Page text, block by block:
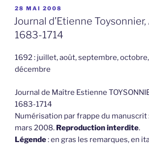
PUBLIÉ
LE
28 MAI 2008
Journal d’Etienne
1683-1714
1692 : juillet, août, septembre,
décembre
Journal de Maître Estienne
1683-1714
Numérisation par frappe du manuscrit
mars 2008. Reproduction interdite.
Légende: en gras les remarques, en